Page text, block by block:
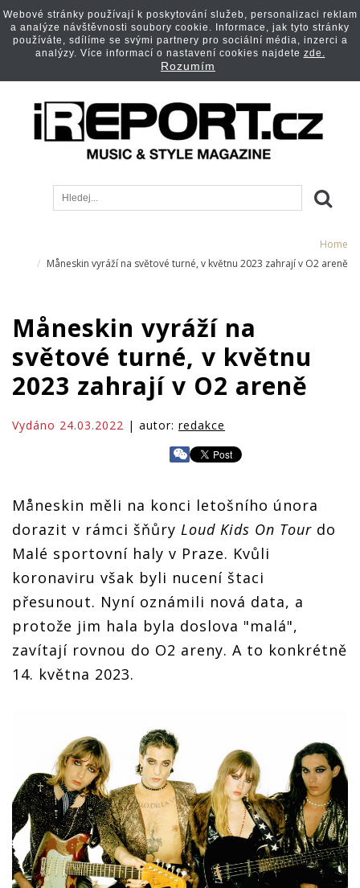
Home
Måneskin vyráží na světové turné, v květnu 2023 zahrají v O2 areně
Måneskin vyráží na
světové turné, v květnu
2023 zahrají v O2 areně
Vydáno 24.03.2022 | autor: redakce
Måneskin měli na konci letošního února
dorazit v rámci šňůry Loud Kids On Tour do
Malé sportovní haly v Praze. Kvůli
koronaviru však byli nucení štaci
přesunout. Nyní oznámili nová data, a
protože jim hala byla doslova "malá",
zavítají rovnou do O2 areny. A to konkrétně
14. května 2023.
Webové stránky používají k poskytování služeb, personalizaci reklam
a analýze návštěvnosti soubory cookie. Informace, jak tyto stránky
používáte, sdílíme se svými partnery pro sociální média, inzerci a
analýzy. Více informací o nastavení cookies najdete zde.
Rozumím